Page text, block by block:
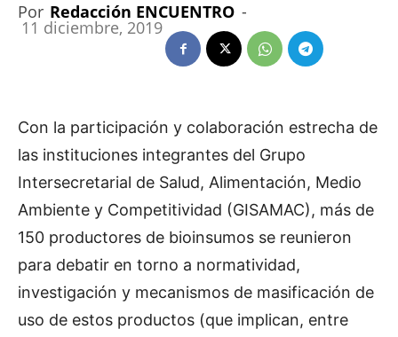
Por Redacción ENCUENTRO -
11 diciembre, 2019
Con la participación y colaboración estrecha de
las instituciones integrantes del Grupo
Intersecretarial de Salud, Alimentación, Medio
Ambiente y Competitividad (GISAMAC), más de
150 productores de bioinsumos se reunieron
para debatir en torno a normatividad,
investigación y mecanismos de masificación de
uso de estos productos (que implican, entre